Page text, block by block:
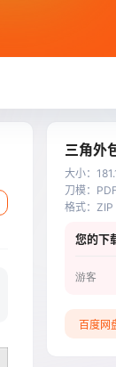
三角外
大小：
刀模：
格式： ZIP
您的下
游客
百度网